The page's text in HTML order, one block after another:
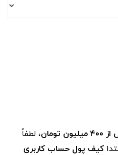
تومان
، لطفاً
کیف پول حساب کاربری